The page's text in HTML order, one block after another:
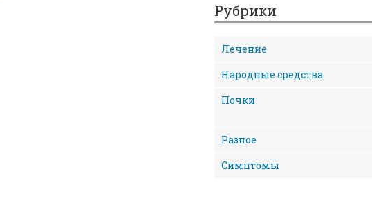
Рубрики
Лечение
Народные средства
Почки
Разное
Симптомы